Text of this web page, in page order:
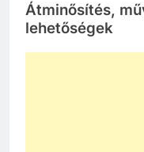
Átminősítés,
lehetőségek